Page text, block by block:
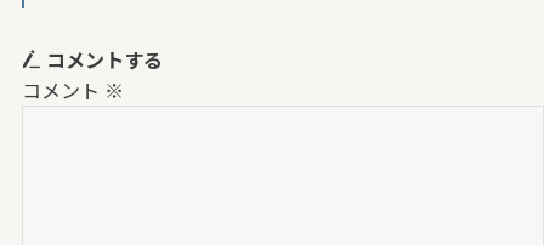
コメントする
コメント ※